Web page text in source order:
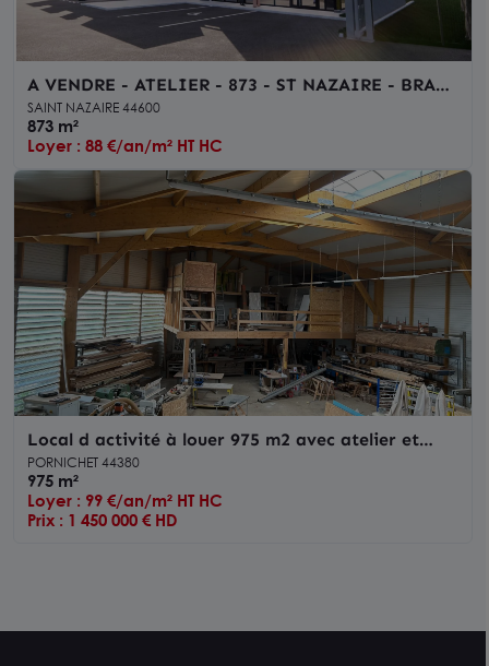
A VENDRE - ATELIER - 873 - ST NAZAIRE - BRAIS
- STOCKAGE - PARKING - STOCKAGE EXTERIEUR
SAINT NAZAIRE 44600
873 m²
Loyer : 88 €/an/m² HT HC
Local d activité à louer 975 m2 avec atelier et
showroom à Pornichet
PORNICHET 44380
975 m²
Loyer : 99 €/an/m² HT HC
Prix : 1 450 000 € HD